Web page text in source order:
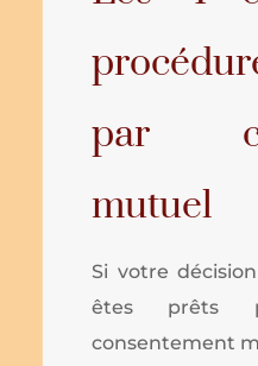
par
mutuel
Si votre
êtes prêts
consentement